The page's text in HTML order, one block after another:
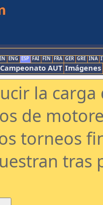
ENG ESP FAI FIN FRA GER GRE INA
Campeonato AUT Imágenes
la
de
torneos
tras